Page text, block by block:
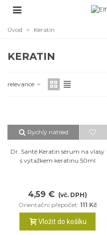
Úvod > Keratin
KERATIN
relevance
Rychlý náhled
Dr. Santé Keratin sérum na vlasy
s výtažkem keratinu 50ml
4,59 € (vč. DPH)
Orientační přepočet: 111 Kč
Vložit do košíku